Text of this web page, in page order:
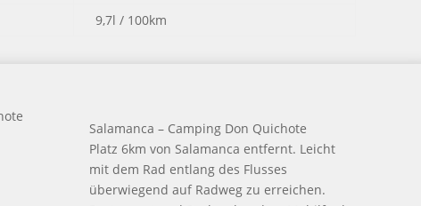
9,7l / 100km
Salamanca – Camping Don Quichote
Platz 6km von Salamanca entfernt. Leicht
mit dem Rad entlang des Flusses
überwiegend auf Radweg zu erreichen.